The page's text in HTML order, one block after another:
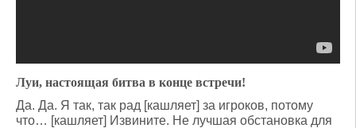
Луи, настоящая битва в конце встречи!
Да. Да. Я так, так рад [кашляет] за игроков, потому
что… [кашляет] Извините. Не лучшая обстановка для